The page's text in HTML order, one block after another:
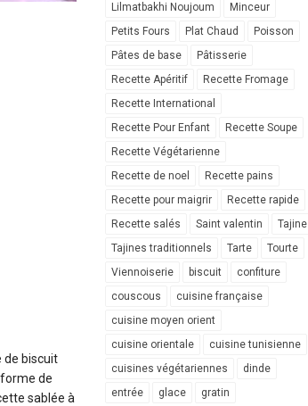
de biscuit
de
sablée à
Lilmatbakhi Noujoum
Minceur
Petits Fours
Plat Chaud
Poisson
Pâtes de base
Pâtisserie
Recette Apéritif
Recette Fromage
Recette International
Recette Pour Enfant
Recette Soupe
Recette Végétarienne
Recette de noel
Recette pains
Recette pour maigrir
Recette rapide
Recette salés
Saint valentin
Tajine
Tajines traditionnels
Tarte
Tourte
Viennoiserie
biscuit
confiture
couscous
cuisine française
cuisine moyen orient
cuisine orientale
cuisine tunisienne
cuisines végétariennes
dinde
entrée
glace
gratin